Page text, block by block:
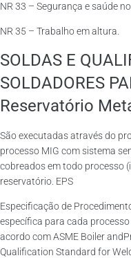
NR 33 – Segurança e saúde
NR 35 – Trabalho em altura.
SOLDAS E
SOLDADORES
Reservatório
São executadas através do
processo MIG com sistema
cobreados em todo processo
reservatório. EPS
Especificação de
específica para cada
acordo com ASME Boiler
Qualification Standard for